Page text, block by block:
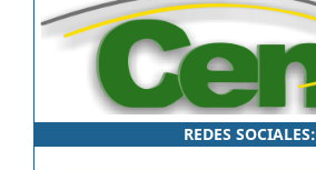
REDES SOCIALES: